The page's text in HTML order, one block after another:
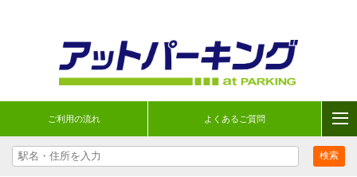
ご利用の流れ よくあるご質問